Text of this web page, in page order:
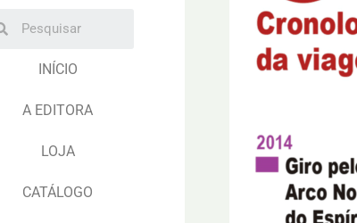
INÍCIO
A EDITORA
LOJA
CATÁLOGO